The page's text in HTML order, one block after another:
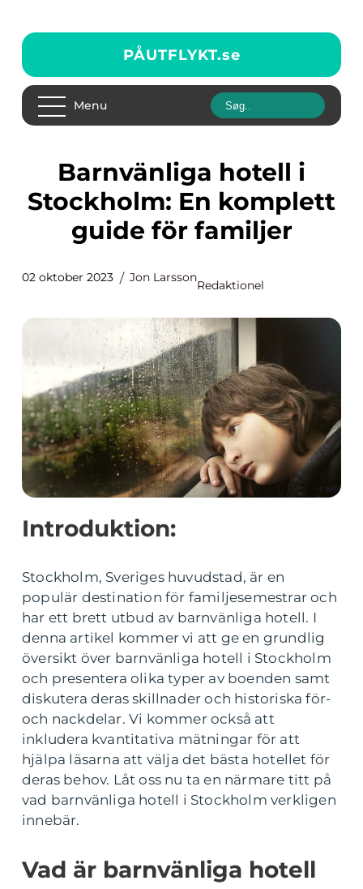
PÅUTFLYKT.se
Menu
Barnvänliga hotell i
Stockholm: En komplett
guide för familjer
02 oktober 2023 Jon Larsson
Redaktionel
Introduktion:
Stockholm, Sveriges huvudstad, är en
populär destination för familjesemestrar och
har ett brett utbud av barnvänliga hotell. I
denna artikel kommer vi att ge en grundlig
översikt över barnvänliga hotell i Stockholm
och presentera olika typer av boenden samt
diskutera deras skillnader och historiska för-
och nackdelar. Vi kommer också att
inkludera kvantitativa mätningar för att
hjälpa läsarna att välja det bästa hotellet för
deras behov. Låt oss nu ta en närmare titt på
vad barnvänliga hotell i Stockholm verkligen
innebär.
Vad är barnvänliga hotell